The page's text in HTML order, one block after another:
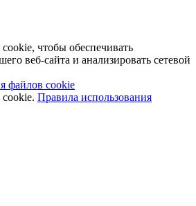
чтобы обеспечивать
веб-сайта и анализировать сетевой
файлов cookie
Правила использования